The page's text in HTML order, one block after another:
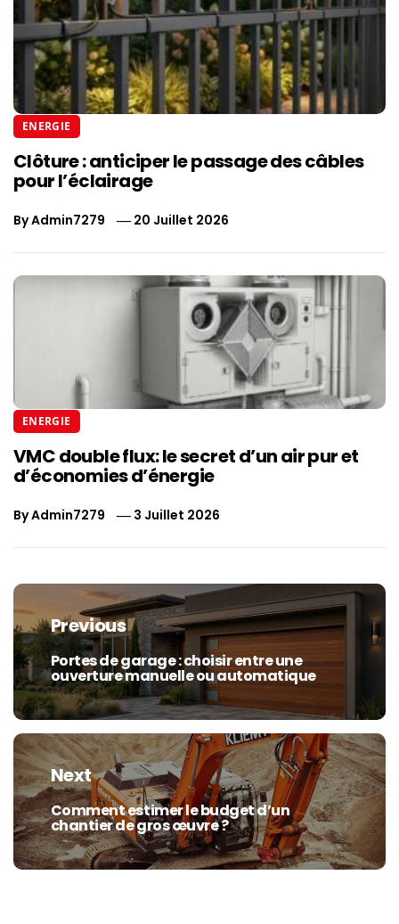
ENERGIE
Clôture : anticiper le passage des câbles
pour l’éclairage
ByAdmin7279 20 Juillet 2026
ENERGIE
VMC double flux: le secret d’un air pur et
d’économies d’énergie
ByAdmin7279 3 Juillet 2026
Navigation
de
l’article
Previous
Previous
post:
Portes de garage : choisir entre une
ouverture manuelle ou automatique
Next
Next
post:
Comment estimer le budget d’un
chantier de gros œuvre ?